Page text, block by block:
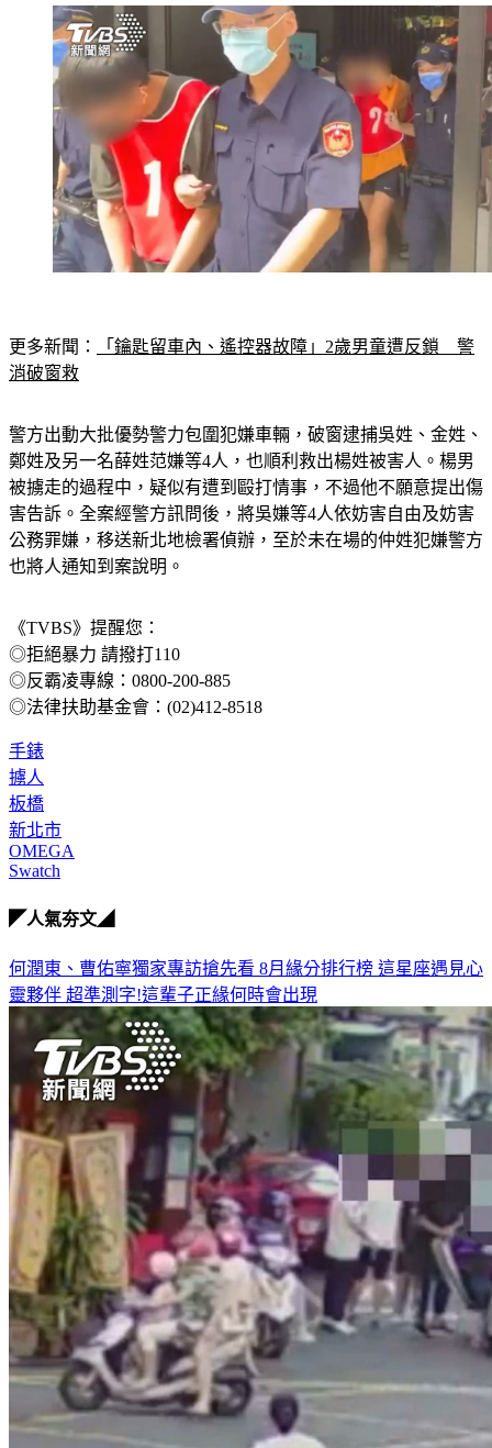
更多新聞：
「鑰匙留車內、遙控器故障」2歲男童遭反鎖　警
消破窗救
警方出動大批優勢警力包圍犯嫌車輛，破窗逮捕吳姓、金姓、
鄭姓及另一名薛姓范嫌等4人，也順利救出楊姓被害人。楊男
被擄走的過程中，疑似有遭到毆打情事，不過他不願意提出傷
害告訴。全案經警方訊問後，將吳嫌等4人依妨害自由及妨害
公務罪嫌，移送新北地檢署偵辦，至於未在場的仲姓犯嫌警方
也將人通知到案說明。
《TVBS》提醒您：
◎拒絕暴力 請撥打110
◎反霸凌專線：0800-200-885
◎法律扶助基金會：(02)412-8518
手錶
擄人
板橋
新北市
OMEGA
Swatch
◤人氣夯文◢
何潤東、曹佑寧獨家專訪搶先看 8月緣分排行榜 這星座遇見心
靈夥伴 超準測字!這輩子正緣何時會出現